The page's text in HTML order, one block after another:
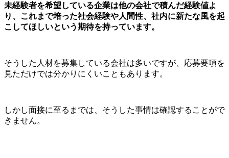
未経験者を希望している企業は他の会社で積んだ経験値よ
り、これまで培った社会経験や人間性、社内に新たな風を起
こしてほしいという期待を持っています。
そうした人材を募集している会社は多いですが、応募要項を
見ただけでは分かりにくいこともあります。
しかし面接に至るまでは、そうした事情は確認することがで
きません。